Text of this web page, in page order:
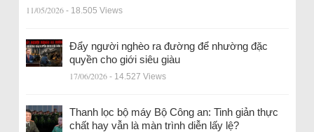
11/05/2026 - 18.505 Views
Đẩy người nghèo ra đường để nhường đặc
quyền cho giới siêu giàu
17/06/2026 - 14.527 Views
Thanh lọc bộ máy Bộ Công an: Tinh giản thực
chất hay vẫn là màn trình diễn lấy lệ?